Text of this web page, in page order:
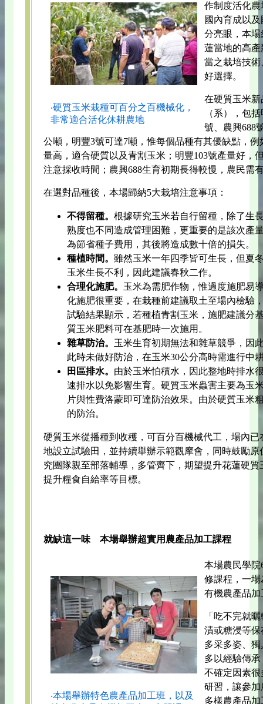
‧硬質玉米栽種可百分之百機械化，
非常適合活化休耕農地
作制度活化
國內育成以
分亮眼，本
蓮當地的高
當之栽培技
好選擇。
在硬質玉米
（系），包
號、農興688
公噸，明豐3號可達7噸，惟每個品種有其優缺點，
量高，適合硬質以及青割玉米；明豐103號產量好，
注意採收時間；農興688生育初期長得較慢，農民需
在選對品種後，本場歸納5大栽培注意事項：
不得留種。 根據研究玉米若自行留種，除了生
熟度也不同造成管理困難，更重要的是該次產
為節省種子費用，其後將造成數十倍的損失。
種植時間。 雖然玉米一年四季皆可生長，但夏
玉米生長不利，因此建議春秋二作。
合理化施肥。
玉米為需肥作物，惟過度施肥易
化施肥很重要，在栽種前建議取土至場內檢驗
試驗結果顯示，若種植青割玉米，施肥建議分
質玉米肥料可在基肥時一次施用。
雜草防治。
玉米生育初期無法和雜草競爭，因
此時未做好防治，在玉米30公分高時需進行中
田區排水。 由於玉米怕積水，因此整地時排水
速排水以免影響生育。硬質玉米蟲害主要為玉
片與性費洛蒙即可達防治效果。由於硬質玉米
的防治。
硬質玉米從播種到收穫，可百分百機械代工，場內
地設立試驗田，並持續舉辦示範觀摩會，同時鼓勵
究團隊親至部落輔導，多管齊下，期望提升花蓮硬
提升糧食自給率等目標。
就缺這一味 本場舉辦超實用農產品加工課程
‧本場舉辦特色農產品加工班，以及
本場農民學
修課程，一
有機農產品
「吃不完就
漬或糖浸等
多采多姿、
多以經驗傳
不確定因素
研習，讓參
多樣農產品